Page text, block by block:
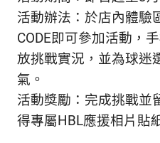
活動辦法：於店內體驗
CODE即可參加活動，
放挑戰實況，並為球迷
氣。
活動獎勵：完成挑戰並
得專屬HBL應援相片貼